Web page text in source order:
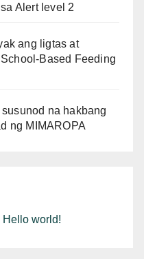
Alert level 2
ang ligtas at
Based Feeding
na hakbang
ng MIMAROPA
Hello world!